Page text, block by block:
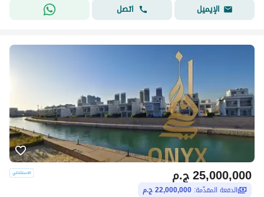
الإيميل
اتصل
ج.م25,000,000
الدفعة المقدّمة: 22,000,000 ج.م